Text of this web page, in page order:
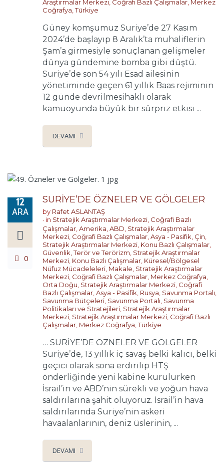
Araştırmalar Merkezi, Coğrafi Bazlı Çalışmalar, Merkez
Coğrafya,Türkiye
Güney komşumuz Suriye’de 27 Kasım
2024’de başlayıp 8 Aralık’ta muhaliflerin
Şam’a girmesiyle sonuçlanan gelişmeler
dünya gündemine bomba gibi düştü.
Suriye’de son 54 yılı Esad ailesinin
yönetiminde geçen 61 yıllık Baas rejiminin
12 günde devrilmesihaklı olarak
kamuoyunda büyük bir sürpriz etkisi ...
DEVAMI
12
ARA
0
SURİYE’DE ÖZNELER VE GÖLGELER
by Rafet ASLANTAŞ
in Stratejik Araştırmalar Merkezi Coğrafi Bazlı
Çalışmalar Amerika ABD Stratejik Araştırmalar
Merkezi Coğrafi Bazlı Çalışmalar Asya - Pasifik Çin
Stratejik Araştırmalar Merkezi Konu Bazlı Çalışmalar
Güvenlik, Terör ve Terörizm Stratejik Araştırmalar
Merkezi Konu Bazlı Çalışmalar Küresel/Bölgesel
Nüfuz Mücadeleleri Makale Stratejik Araştırmalar
Merkezi Coğrafi Bazlı Çalışmalar Merkez Coğrafya
Orta Doğu Stratejik Araştırmalar Merkezi Coğrafi
Bazlı Çalışmalar Asya - Pasifik Rusya Savunma Portalı
Savunma Bütçeleri Savunma Portalı Savunma
Politikaları ve Stratejileri Stratejik Araştırmalar
Merkezi Stratejik Araştırmalar Merkezi Coğrafi Bazlı
Çalışmalar Merkez Coğrafya ,Türkiye
… SURİYE’DE ÖZNELER VE GÖLGELER
Suriye’de, 13 yıllık iç savaş belki kalıcı, belki
geçici olarak sona erdirilip HTŞ
önderliğinde yeni kabine kurulurken
İsrail’in ve ABD’nin sürekli ve yoğun hava
saldırılarına şahit oluyoruz. İsrail’in hava
saldırılarında Suriye’nin askeri
havaalanlarının, deniz üslerinin, ...
DEVAMI